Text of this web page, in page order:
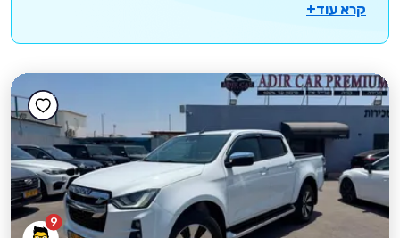
קרא עוד+
9